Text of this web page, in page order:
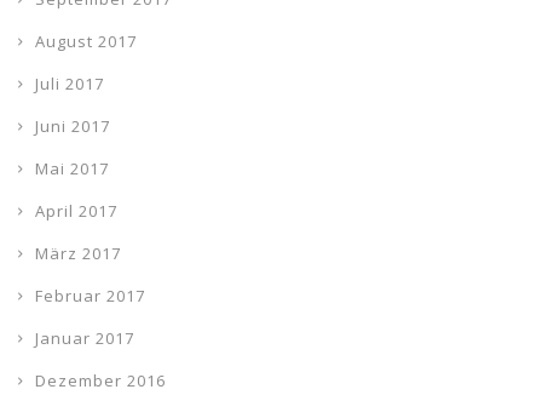
August 2017
Juli 2017
Juni 2017
Mai 2017
April 2017
März 2017
Februar 2017
Januar 2017
Dezember 2016